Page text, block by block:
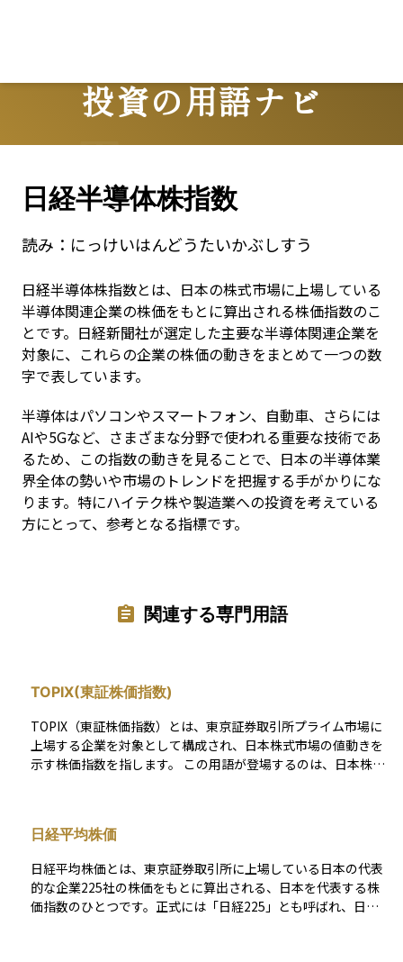
投資の用語ナビ
Terms
日経半導体株指数
読み： にっけいはんどうたいかぶしすう
日経半導体株指数とは、日本の株式市場に上場している
半導体関連企業の株価をもとに算出される株価指数のこ
とです。日経新聞社が選定した主要な半導体関連企業を
対象に、これらの企業の株価の動きをまとめて一つの数
字で表しています。
半導体はパソコンやスマートフォン、自動車、さらには
AIや5Gなど、さまざまな分野で使われる重要な技術であ
るため、この指数の動きを見ることで、日本の半導体業
界全体の勢いや市場のトレンドを把握する手がかりにな
ります。特にハイテク株や製造業への投資を考えている
方にとって、参考となる指標です。
関連する専門用語
TOPIX(東証株価指数)
TOPIX（東証株価指数）とは、東京証券取引所プライム市場に
上場する企業を対象として構成され、日本株式市場の値動きを
示す株価指数を指します。 この用語が登場するのは、日本株式
されやすいのは、「日本経済そのものを正確に映す指数」「す
べての上場企業の平均的な動きを示す指数」と捉えられてしま
う点です。実際には、TOPIXは時価総額加重型の指数であり、
企業規模の大きい銘柄の影響を受けやすい構造になっていま
す。そのため、中小型株の動きや特定業種の変化が指数に十分
日経平均株価
日経平均株価とは、東京証券取引所に上場している日本の代表
的な企業225社の株価をもとに算出される、日本を代表する株
価指数のひとつです。正式には「日経225」とも呼ばれ、日本